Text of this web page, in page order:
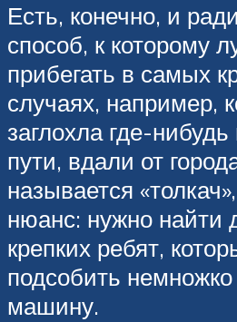
Есть, конечно, и
способ, к которому
прибегать в самых
случаях, например,
заглохла где-
пути, вдали от
называется
нюанс: нужно найти
крепких ребят,
подсобить немножко
машину.